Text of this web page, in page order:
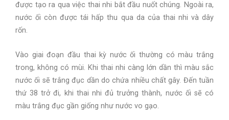
được tạo ra qua việc thai nhi bắt đầu nuốt chúng. Ngoài ra,
nước ối còn được tái hấp thu qua da của thai nhi và dây
rốn.
Vào giai đoạn đầu thai kỳ nước ối thường có màu trắng
trong, không có mùi. Khi thai nhi càng lớn dần thì màu sắc
nước ối sẽ trắng đục dần do chứa nhiều chất gây. Đến tuần
thứ 38 trở đi, khi thai nhi đủ trưởng thành, nước ối sẽ có
màu trắng đục gần giống như nước vo gạo.